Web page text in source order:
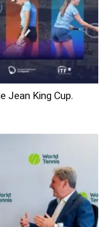
Jean King Cup.